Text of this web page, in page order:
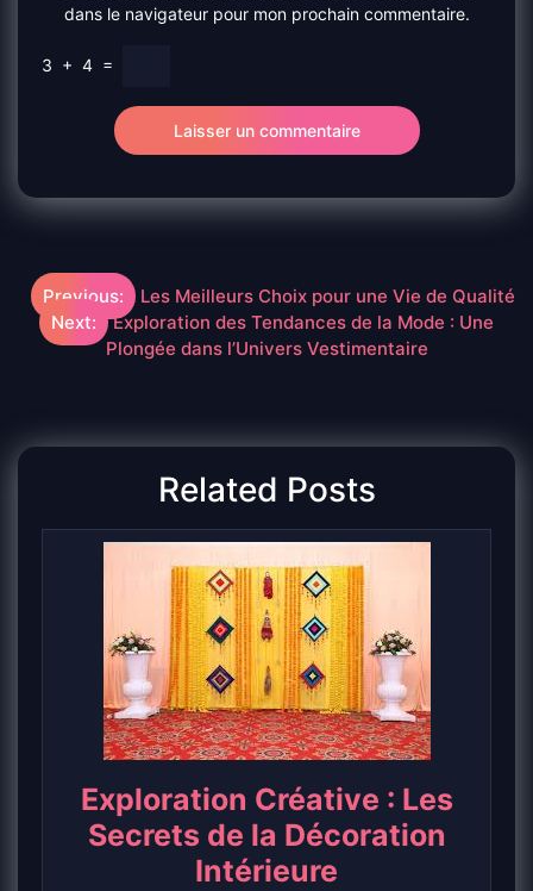
dans le navigateur pour mon prochain commentaire.
3 + 4 =
Navigation
de
Previous:
Les Meilleurs Choix pour une Vie de Qualité
Next:
Exploration des Tendances de la Mode : Une
Plongée dans l’Univers Vestimentaire
Related Posts
Exploration Créative : Les
Secrets de la Décoration
Intérieure